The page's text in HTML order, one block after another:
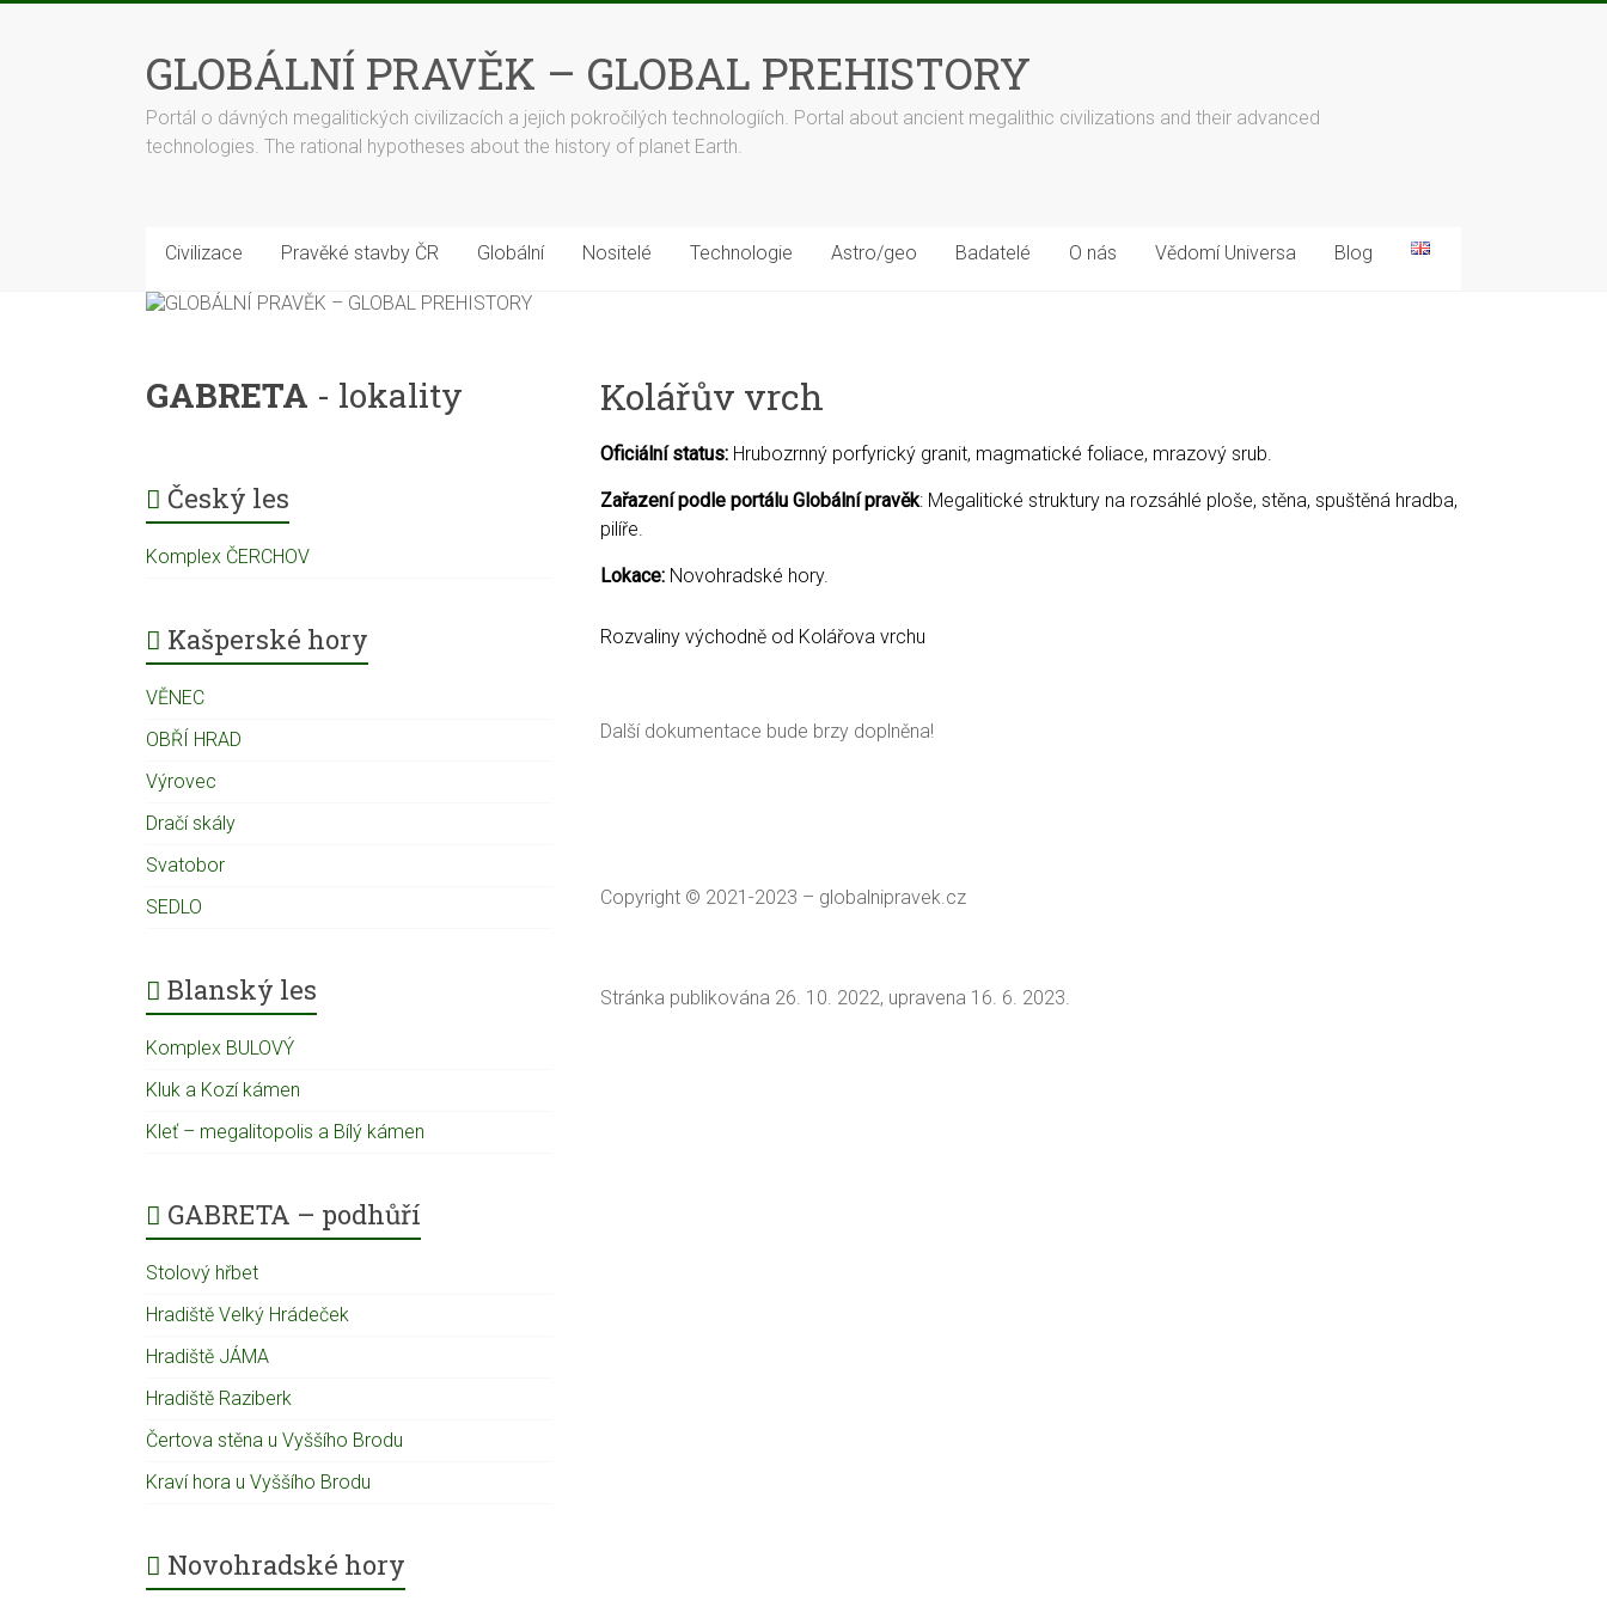
GLOBÁLNÍ PRAVĚK – GLOBAL PREHISTORY
Portál o dávných megalitických civilizacích a jejich pokročilých technologiích. Portal about ancient megalithic civilizations and their advanced
technologies. The rational hypotheses about the history of planet Earth.
Civilizace Pravěké stavby ČR Globální Nositelé Technologie Astro/geo Badatelé O nás Vědomí Universa Blog
Kolářův vrch
Oficiální status: Hrubozrnný porfyrický granit, magmatické foliace, mrazový srub.
Zařazení podle portálu Globální pravěk: Megalitické struktury na rozsáhlé ploše, stěna, spuštěná hradba,
pilíře.
Lokace: Novohradské hory.
Rozvaliny východně od Kolářova vrchu
Další dokumentace bude brzy doplněna!
Copyright © 2021-2023 – globalnipravek.cz
Stránka publikována 26. 10. 2022, upravena 16. 6. 2023.
GABRETA - lokality
Český les
Komplex ČERCHOV
Kašperské hory
VĚNEC
OBŘÍ HRAD
Výrovec
Dračí skály
Svatobor
SEDLO
Blanský les
Komplex BULOVÝ
Kluk a Kozí kámen
Kleť – megalitopolis a Bílý kámen
GABRETA – podhůří
Stolový hřbet
Hradiště Velký Hrádeček
Hradiště JÁMA
Hradiště Raziberk
Čertova stěna u Vyššího Brodu
Kraví hora u Vyššího Brodu
Novohradské hory